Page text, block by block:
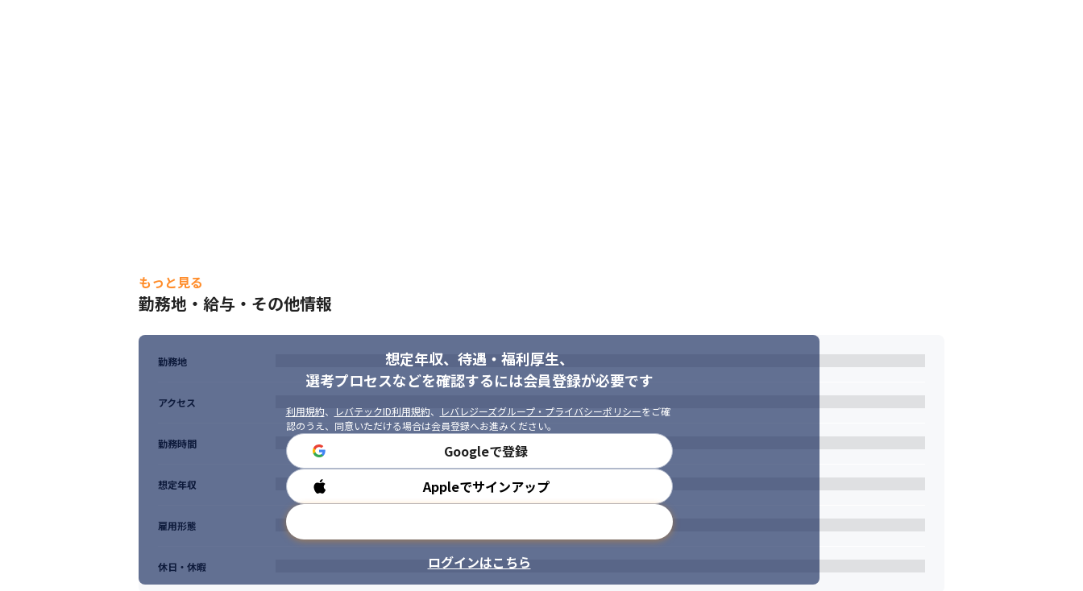
もっと見る
勤務地・給与・その他情報
想定年収、待遇・福利厚生、
選考プロセスなどを確認するには会員登録が必要です
利用規約、 レバテックID利用規約、 レバレジーズグループ・プライバシーポリシーをご確
認のうえ、同意いただける場合は会員登録へお進みください。
Googleで登録
Appleでサインアップ
ログインはこちら
勤務地
アクセス
勤務時間
想定年収
雇用形態
休日・休暇